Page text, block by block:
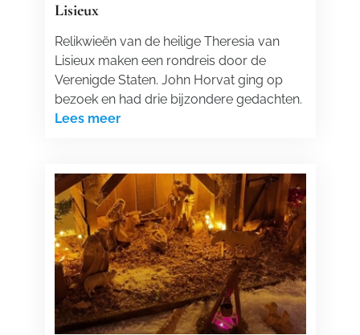
Lisieux
Relikwieën van de heilige Theresia van
Lisieux maken een rondreis door de
Verenigde Staten. John Horvat ging op
bezoek en had drie bijzondere gedachten.
Lees meer